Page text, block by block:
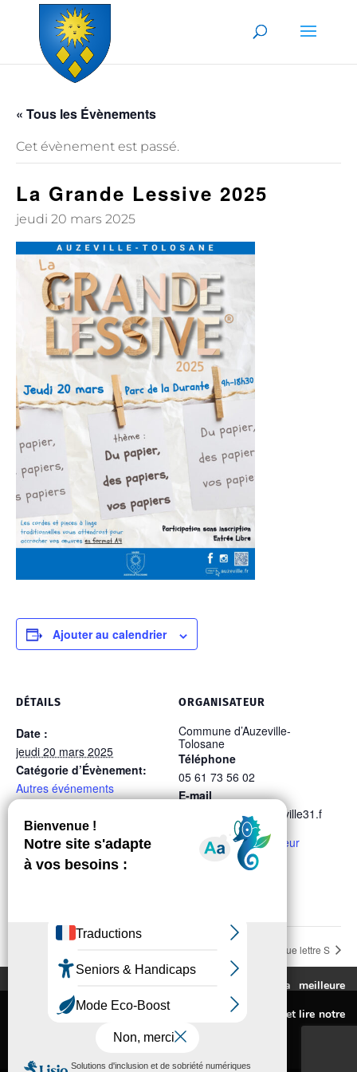
Skip to content
« Tous les Évènements
Cet évènement est passé.
La Grande Lessive 2025
jeudi 20 mars 2025
Ajouter au calendrier
DÉTAILS
Date :
jeudi 20 mars 2025
Catégorie d’Évènement:
Autres événements
ORGANISATEUR
Commune d’Auzeville-
Tolosane
Téléphone
05 61 73 56 02
E-mail
accueil.mairie@auzeville31.f
Voir le site Organisateur
Carnaval 2025 : Thématique lettre S
Mentions légales
Accessibilité : non conforme
Ce site utilise des cookies pour vous fournir la meilleure
expérience de navigation possible.
Pour connaitre les cookies utilisés ou les désactiver et lire notre
politique de confidentialité,
cliquez-ici
Accepter